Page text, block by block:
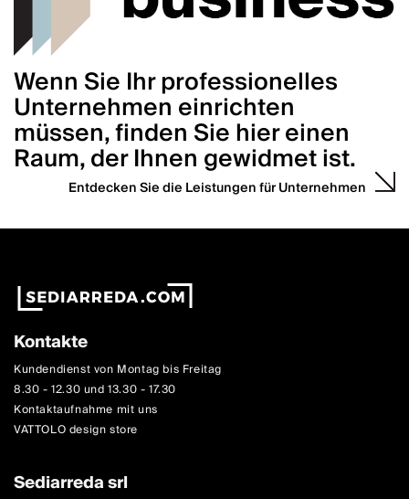
Wenn Sie Ihr professionelles
Unternehmen einrichten
müssen, finden Sie hier einen
Raum, der Ihnen gewidmet ist.
Entdecken Sie die Leistungen für Unternehmen
Kontakte
Kundendienst von Montag bis Freitag
8.30 - 12.30 und 13.30 - 17.30
Kontaktaufnahme mit uns
VATTOLO design store
Sediarreda srl